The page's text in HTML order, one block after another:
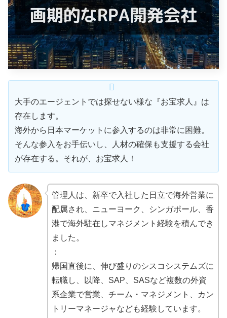
大手のエージェントでは探せない様な『お宝求人』は
存在します。
海外から日本マーケットに参入するのは非常に困難。
そんな参入をお手伝いし、人材の確保も支援する会社
が存在する。それが、お宝求人！
管理人は、新卒で入社した日立で海外営業に
配属され、ニューヨーク、シンガポール、香
港で海外駐在しマネジメント経験を積んでき
ました。
：
帰国直後に、伸び盛りのシスコシステムズに
転職し、以降、SAP、SASなど複数の外資
系企業で営業、チーム・マネジメント、カン
トリーマネージャなども経験しています。